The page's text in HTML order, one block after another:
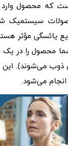
که محصول
یائسگی مؤثر
را در یک
می‌شوند). این
انجام می‌شود.